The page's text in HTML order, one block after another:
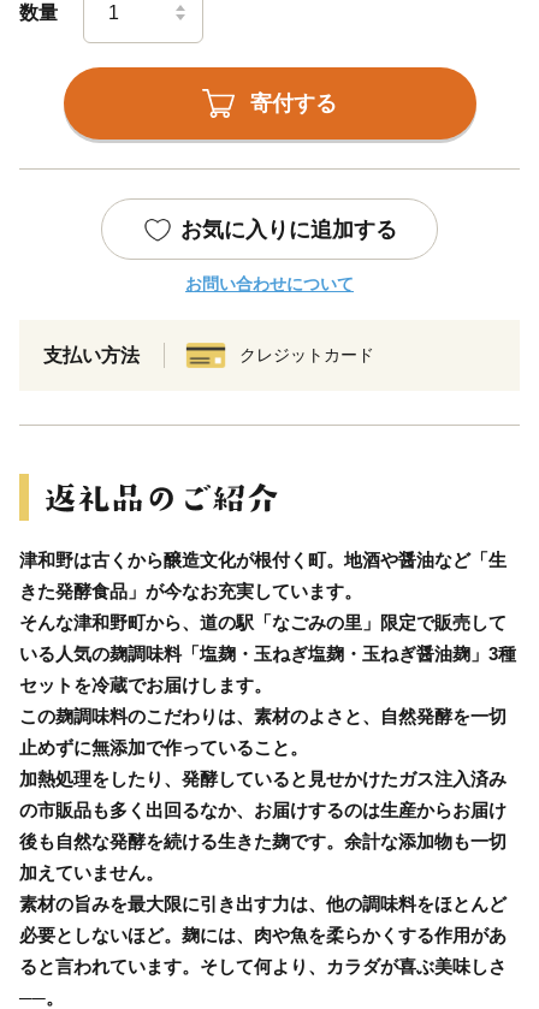
数量
寄付する
お気に入りに追加する
お問い合わせについて
支払い方法 クレジットカード
津和野は古くから醸造文化が根付く町。地酒や醤油など「生
きた発酵食品」が今なお充実しています。
そんな津和野町から、道の駅「なごみの里」限定で販売して
いる人気の麹調味料「塩麹・玉ねぎ塩麹・玉ねぎ醤油麹」3種
セットを冷蔵でお届けします。
この麹調味料のこだわりは、素材のよさと、自然発酵を一切
止めずに無添加で作っていること。
加熱処理をしたり、発酵していると見せかけたガス注入済み
の市販品も多く出回るなか、お届けするのは生産からお届け
後も自然な発酵を続ける生きた麹です。余計な添加物も一切
加えていません。
素材の旨みを最大限に引き出す力は、他の調味料をほとんど
必要としないほど。麹には、肉や魚を柔らかくする作用があ
ると言われています。そして何より、カラダが喜ぶ美味しさ
──。